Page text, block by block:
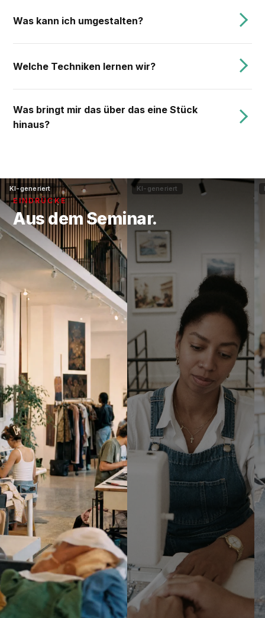
Was kann ich umgestalten?
Welche Techniken lernen wir?
Was bringt mir das über das eine Stück
hinaus?
KI-generiert KI-generiert
EINDRÜCKE
Aus dem Seminar.